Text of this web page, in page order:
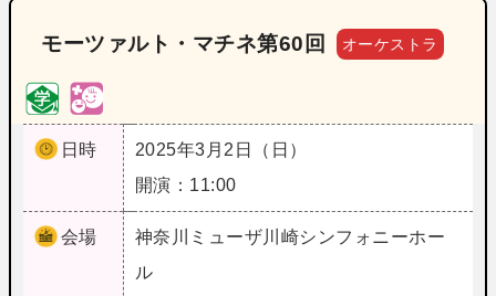
モーツァルト・マチネ第60回 オーケストラ
日時
2025年3月2日（日）
開演：11:00
会場 神奈川
ミューザ川崎シンフォニーホー
ル